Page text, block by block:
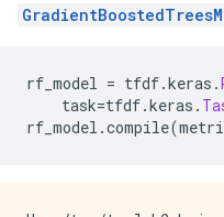
rf_model = tfdf.keras .
task=tfdf.keras .
rf_model .compile(